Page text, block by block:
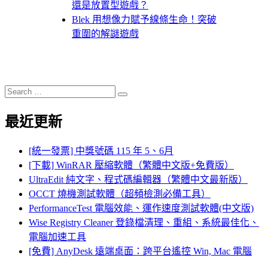
還是放置型遊戲？
Blek 用想像力賦予線條生命！突破
重圍的解謎遊戲
Search
for:
Search
最近更新
[統一發票] 中獎號碼 115 年 5、6月
[下載] WinRAR 壓縮軟體（繁體中文版+免費版）
UltraEdit 純文字、程式碼編輯器（繁體中文最新版）
OCCT 燒機測試軟體（超頻檢測必備工具）
PerformanceTest 電腦效能、運作速度測試軟體(中文版)
Wise Registry Cleaner 登錄檔清理、重組、系統最佳化、
電腦加速工具
[免費] AnyDesk 遠端桌面：跨平台遙控 Win, Mac 電腦